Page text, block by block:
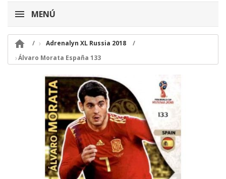
MENÚ

Adrenalyn XL Russia 2018
Álvaro Morata España 133